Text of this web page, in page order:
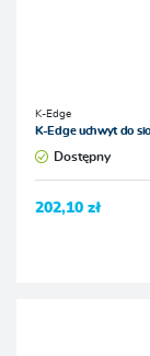
K-Edge
K-Edge uchwyt do
Dostępny
202,10 zł